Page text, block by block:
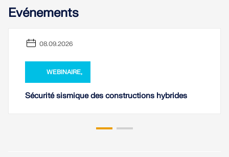
Evénements
08.09.2026
WEBINAIRE,
Sécurité sismique des constructions hybrides